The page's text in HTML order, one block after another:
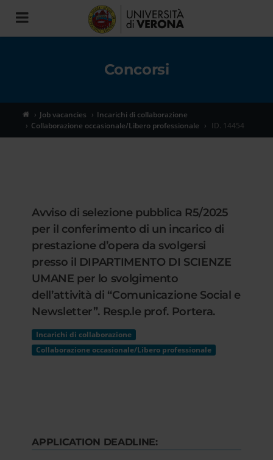
Toggle
navigation
Concorsi
Job vacancies
Incarichi di collaborazione
Collaborazione occasionale/Libero professionale
ID. 14454
Avviso di selezione pubblica R5/2025
per il conferimento di un incarico di
prestazione d’opera da svolgersi
presso il DIPARTIMENTO DI SCIENZE
UMANE per lo svolgimento
dell’attività di “Comunicazione Social e
Newsletter”. Resp.le prof. Portera.
Incarichi di collaborazione
Collaborazione occasionale/Libero professionale
APPLICATION DEADLINE: